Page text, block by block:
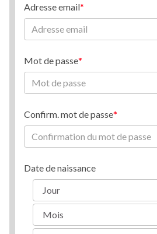
Adresse email
Mot de passe
Confirm. mot de passe
Date de naissance